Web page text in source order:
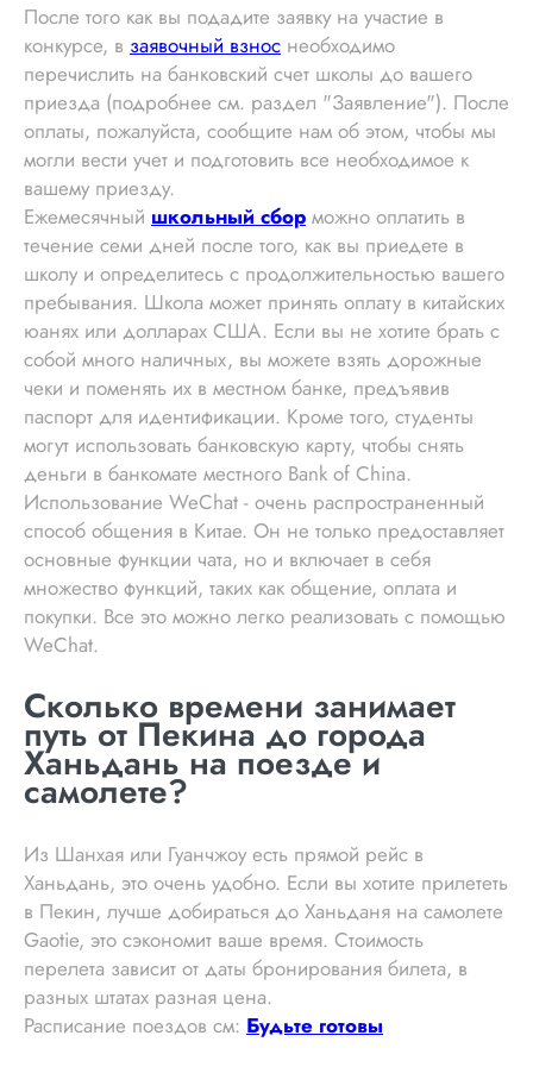
После того как вы подадите заявку на участие в
конкурсе, в заявочный взнос необходимо
перечислить на банковский счет школы до вашего
приезда (подробнее см. раздел "Заявление"). После
оплаты, пожалуйста, сообщите нам об этом, чтобы мы
могли вести учет и подготовить все необходимое к
вашему приезду.
Ежемесячный школьный сбор можно оплатить в
течение семи дней после того, как вы приедете в
школу и определитесь с продолжительностью вашего
пребывания. Школа может принять оплату в китайских
юанях или долларах США. Если вы не хотите брать с
собой много наличных, вы можете взять дорожные
чеки и поменять их в местном банке, предъявив
паспорт для идентификации. Кроме того, студенты
могут использовать банковскую карту, чтобы снять
деньги в банкомате местного Bank of China.
Использование WeChat - очень распространенный
способ общения в Китае. Он не только предоставляет
основные функции чата, но и включает в себя
множество функций, таких как общение, оплата и
покупки. Все это можно легко реализовать с помощью
WeChat.
Сколько времени занимает
путь от Пекина до города
Ханьдань на поезде и
самолете?
Из Шанхая или Гуанчжоу есть прямой рейс в
Ханьдань, это очень удобно. Если вы хотите прилететь
в Пекин, лучше добираться до Ханьданя на самолете
Gaotie, это сэкономит ваше время. Стоимость
перелета зависит от даты бронирования билета, в
разных штатах разная цена.
Расписание поездов см: Будьте готовы